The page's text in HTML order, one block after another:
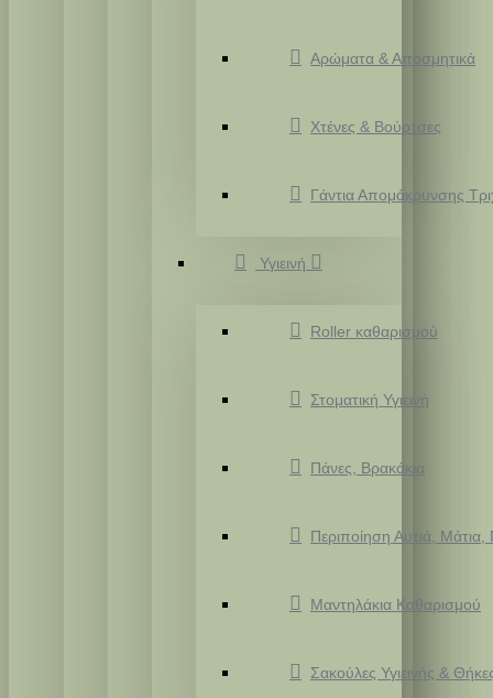
Αρώματα & Αποσμητικά
Χτένες & Βούρτσες
Γάντια Απομάκρυνσης
Υγιεινή
Roller καθαρισμού
Στοματική Υγιεινή
Πάνες, Βρακάκια
Περιποίηση Αυτιά,
Μαντηλάκια Καθαρισμού
Σακούλες Υγιεινής &